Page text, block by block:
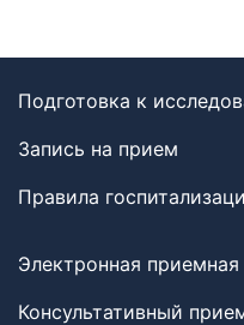
Подготовка к
Запись на прием
Правила
Электронная приемная
Консультативный